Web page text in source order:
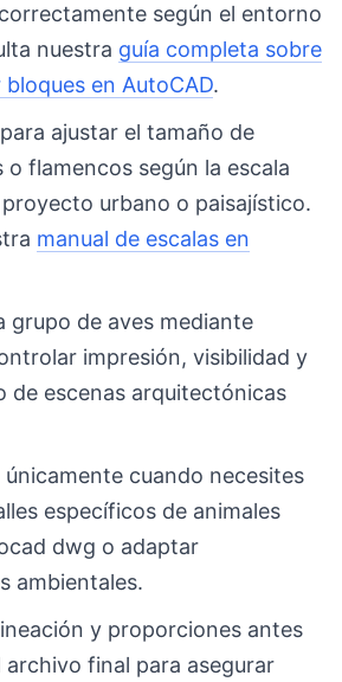
según el entorno
nuestra guía completa sobre
en AutoCAD.
ajustar el tamaño de
o flamencos según la escala
urbano o paisajístico.
manual de escalas en
grupo de aves mediante
impresión, visibilidad y
de escenas arquitectónicas
únicamente cuando necesites
específicos de animales
dwg o adaptar
ambientales.
y proporciones antes
final para asegurar